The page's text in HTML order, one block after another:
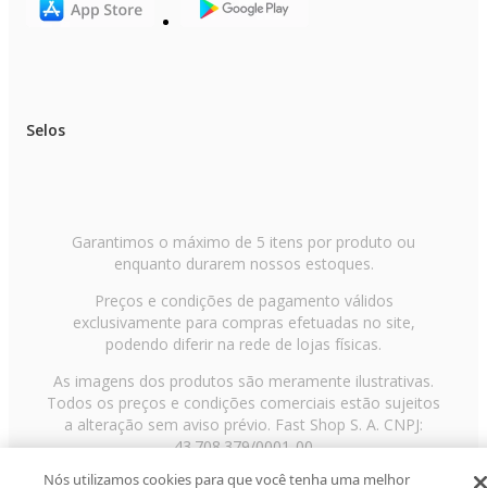
Selos
Garantimos o máximo de 5 itens por produto ou
enquanto durarem nossos estoques.
Preços e condições de pagamento válidos
exclusivamente para compras efetuadas no site,
podendo diferir na rede de lojas físicas.
As imagens dos produtos são meramente ilustrativas.
Todos os preços e condições comerciais estão sujeitos
a alteração sem aviso prévio. Fast Shop S. A. CNPJ:
43.708.379/0001-00
Avenida Zaki Narchi, nº 1650, sobreloja, Carandiru, São
Nós utilizamos cookies para que você tenha uma melhor